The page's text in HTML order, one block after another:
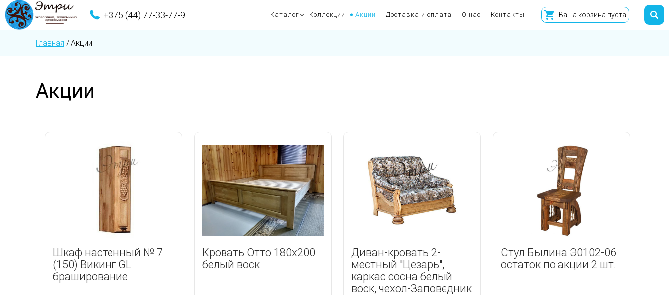
+375 (44) 77-33-77-9 Каталог Коллекции Акции Доставка и оплата О нас Контакты Ваша корзина пуста
Главная /Акции
Акции
Шкаф настенный № 7
(150) Викинг GL
браширование
Кровать Отто 180х200
белый воск
Диван-кровать 2-
местный "Цезарь",
каркас сосна белый
воск, чехол-Заповедник
Стул Былина Э0102-06
остаток по акции 2 шт.